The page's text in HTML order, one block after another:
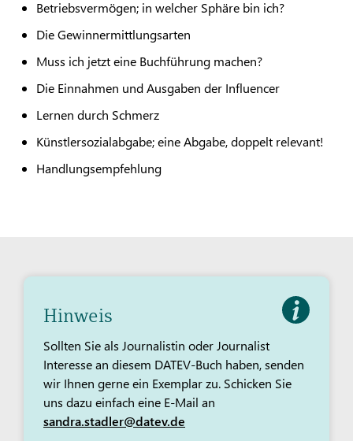
Betriebsvermögen; in welcher Sphäre bin ich?
Die Gewinnermittlungsarten
Muss ich jetzt eine Buchführung machen?
Die Einnahmen und Ausgaben der Influencer
Lernen durch Schmerz
Künstlersozialabgabe; eine Abgabe, doppelt relevant!
Handlungsempfehlung
Hinweis
Sollten Sie als Journalistin oder Journalist
Interesse an diesem DATEV-Buch haben, senden
wir Ihnen gerne ein Exemplar zu. Schicken Sie
uns dazu einfach eine E-Mail an
sandra.stadler@datev.de